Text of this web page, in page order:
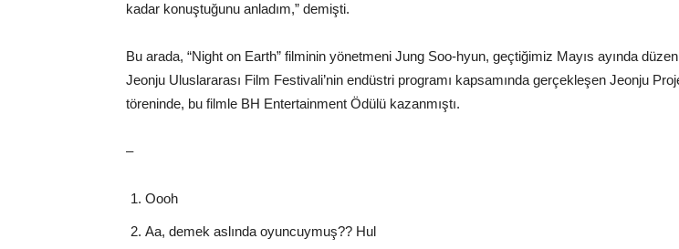
kadar konuştuğunu anladım,” demişti.
Bu arada, “Night on Earth” filminin yönetmeni Jung Soo-hyun, geçtiğimiz Mayıs ayında
Jeonju Uluslararası Film Festivali’nin endüstri programı kapsamında gerçekleşen Jeonju
töreninde, bu filmle BH Entertainment Ödülü kazanmıştı.
–
Oooh
Aa, demek aslında oyuncuymuş?? Hul